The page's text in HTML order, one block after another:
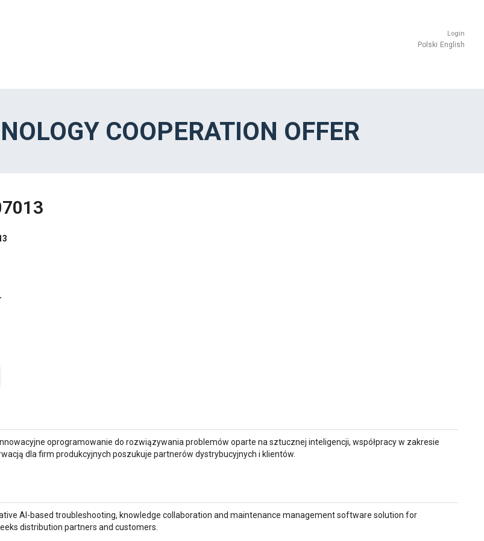
Login
Polski English
COOPERATION OFFER
oprogramowanie do rozwiązywania problemów oparte na sztucznej inteligencji, współpracy w zakresie
dla firm produkcyjnych poszukuje partnerów dystrybucyjnych i klientów.
AI-based troubleshooting, knowledge collaboration and maintenance management software solution for
distribution partners and customers.